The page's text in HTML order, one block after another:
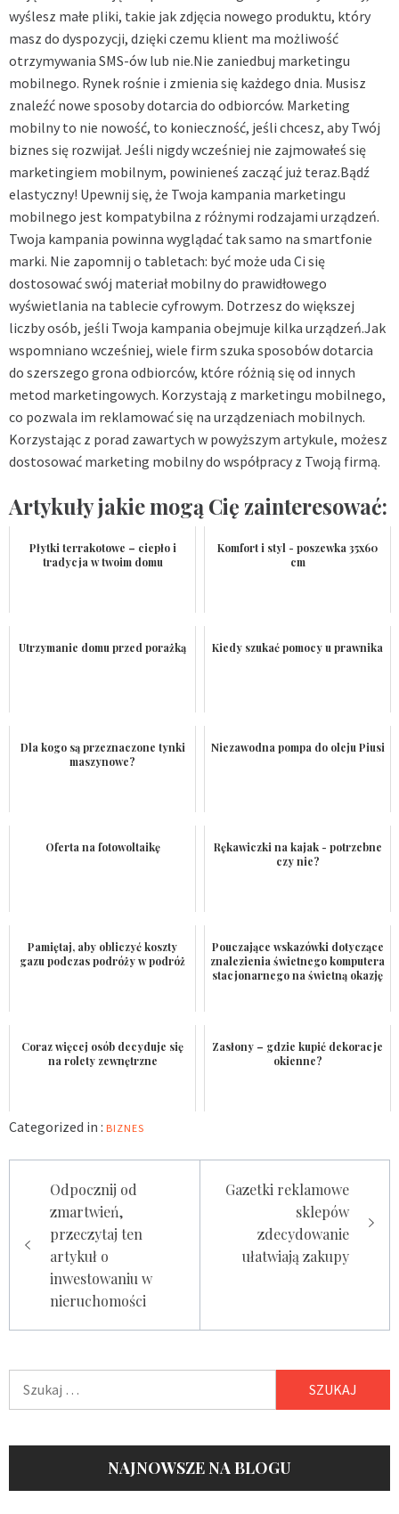
wyślesz małe pliki, takie jak zdjęcia nowego produktu, który
masz do dyspozycji, dzięki czemu klient ma możliwość
otrzymywania SMS-ów lub nie.Nie zaniedbuj marketingu
mobilnego. Rynek rośnie i zmienia się każdego dnia. Musisz
znaleźć nowe sposoby dotarcia do odbiorców. Marketing
mobilny to nie nowość, to konieczność, jeśli chcesz, aby Twój
biznes się rozwijał. Jeśli nigdy wcześniej nie zajmowałeś się
marketingiem mobilnym, powinieneś zacząć już teraz.Bądź
elastyczny! Upewnij się, że Twoja kampania marketingu
mobilnego jest kompatybilna z różnymi rodzajami urządzeń.
Twoja kampania powinna wyglądać tak samo na smartfonie
marki. Nie zapomnij o tabletach: być może uda Ci się
dostosować swój materiał mobilny do prawidłowego
wyświetlania na tablecie cyfrowym. Dotrzesz do większej
liczby osób, jeśli Twoja kampania obejmuje kilka urządzeń.Jak
wspomniano wcześniej, wiele firm szuka sposobów dotarcia
do szerszego grona odbiorców, które różnią się od innych
metod marketingowych. Korzystają z marketingu mobilnego,
co pozwala im reklamować się na urządzeniach mobilnych.
Korzystając z porad zawartych w powyższym artykule, możesz
dostosować marketing mobilny do współpracy z Twoją firmą.
Artykuły jakie mogą Cię zainteresować:
Płytki terrakotowe – ciepło i
tradycja w twoim domu
Komfort i styl - poszewka 35x60
cm
Utrzymanie domu przed porażką Kiedy szukać pomocy u prawnika
Dla kogo są przeznaczone tynki
maszynowe?
Niezawodna pompa do oleju Piusi
Oferta na fotowoltaikę
Rękawiczki na kajak - potrzebne
czy nie?
Pamiętaj, aby obliczyć koszty
gazu podczas podróży w podróż
Pouczające wskazówki dotyczące
znalezienia świetnego komputera
stacjonarnego na świetną okazję
Coraz więcej osób decyduje się
na rolety zewnętrzne
Zasłony – gdzie kupić dekoracje
okienne?
Categorized in : BIZNES
wpisuOdpocznij od
zmartwień,
przeczytaj ten
artykuł o
inwestowaniu w
nieruchomości
Gazetki reklamowe
sklepów
zdecydowanie
ułatwiają zakupy
NAJNOWSZE NA BLOGU